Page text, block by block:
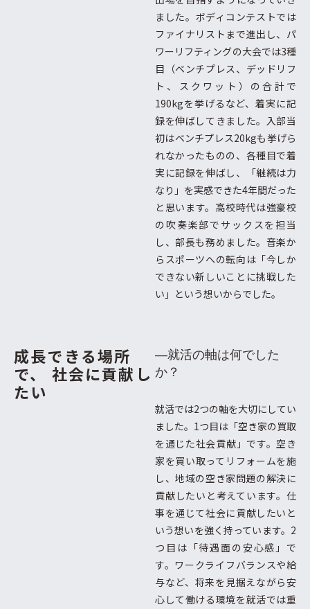
ました。ボディコンテストでは
ファイナリストまで進出し、パ
ワーリフティングの大会では3種
目（ベンチプレス、デッドリフ
ト、スクワット）の合計で
190kgを挙げるなど、着実に記
録を伸ばしてきました。入部当
初はベンチプレス20kgも挙げら
れなかったものの、各種目で着
実に記録を伸ばし、「継続は力
なり」を実感できた4年間だった
と思います。高校時代は強豪校
の吹奏楽部でサックスを担当
し、部長も務めました。音楽か
らスポーツへの転向は「今しか
できない新しいことに挑戦した
い」という想いからでした。
成長できる場所
で、
社会に貢献し
たい
―就活の軸は何でした
か？
就活では2つの軸を大切にしてい
ました。1つ目は「空き家の買取
を通じた社会貢献」です。空き
家を買い取ってリフォームを施
し、地域の空き家問題の解決に
貢献したいと考えています。仕
事を通じて社会に貢献したいと
いう想いを強く持っています。2
つ目は「待遇面の安心感」で
す。ワークライフバランスや給
与など、将来を見据えながら安
心して働ける環境を就活では重